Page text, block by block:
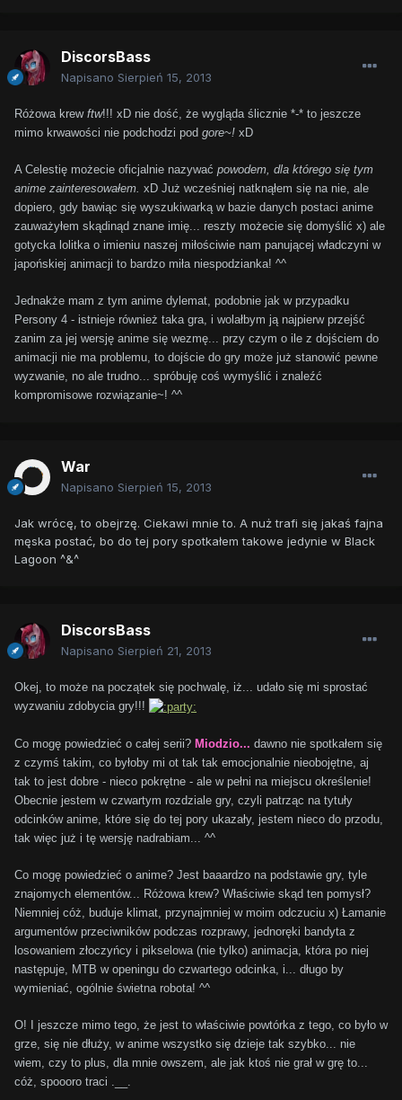
DiscorsBass
Napisano Sierpień 15, 2013
Różowa krew ftw!!! xD nie dość, że wygląda ślicznie *-* to jeszcze
mimo krwawości nie podchodzi pod gore~! xD
A Celestię możecie oficjalnie nazywać powodem, dla którego się tym
anime zainteresowałem. xD Już wcześniej natknąłem się na nie, ale
dopiero, gdy bawiąc się wyszukiwarką w bazie danych postaci anime
zauważyłem skądinąd znane imię... reszty możecie się domyślić x) ale
gotycka lolitka o imieniu naszej miłościwie nam panującej władczyni w
japońskiej animacji to bardzo miła niespodzianka! ^^
Jednakże mam z tym anime dylemat, podobnie jak w przypadku
Persony 4 - istnieje również taka gra, i wolałbym ją najpierw przejść
zanim za jej wersję anime się wezmę... przy czym o ile z dojściem do
animacji nie ma problemu, to dojście do gry może już stanowić pewne
wyzwanie, no ale trudno... spróbuję coś wymyślić i znaleźć
kompromisowe rozwiązanie~! ^^
War
Napisano Sierpień 15, 2013
Jak wrócę, to obejrzę. Ciekawi mnie to. A nuż trafi się jakaś fajna
męska postać, bo do tej pory spotkałem takowe jedynie w Black
Lagoon ^&^
DiscorsBass
Napisano Sierpień 21, 2013
Okej, to może na początek się pochwalę, iż... udało się mi sprostać
wyzwaniu zdobycia gry!!!
Co mogę powiedzieć o całej serii? Miodzio... dawno nie spotkałem się
z czymś takim, co byłoby mi ot tak tak emocjonalnie nieobojętne, aj
tak to jest dobre - nieco pokrętne - ale w pełni na miejscu określenie!
Obecnie jestem w czwartym rozdziale gry, czyli patrząc na tytuły
odcinków anime, które się do tej pory ukazały, jestem nieco do przodu,
tak więc już i tę wersję nadrabiam... ^^
Co mogę powiedzieć o anime? Jest baaardzo na podstawie gry, tyle
znajomych elementów... Różowa krew? Właściwie skąd ten pomysł?
Niemniej cóż, buduje klimat, przynajmniej w moim odczuciu x) Łamanie
argumentów przeciwników podczas rozprawy, jednoręki bandyta z
losowaniem złoczyńcy i pikselowa (nie tylko) animacja, która po niej
następuje, MTB w openingu do czwartego odcinka, i... długo by
wymieniać, ogólnie świetna robota! ^^
O! I jeszcze mimo tego, że jest to właściwie powtórka z tego, co było w
grze, się nie dłuży, w anime wszystko się dzieje tak szybko... nie
wiem, czy to plus, dla mnie owszem, ale jak ktoś nie grał w grę to...
cóż, spoooro traci .__.